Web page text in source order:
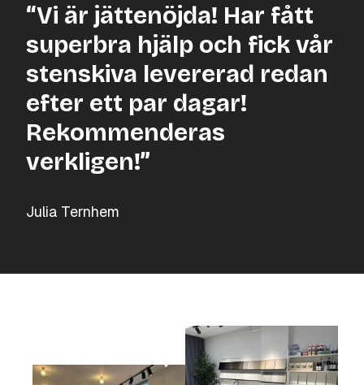
“Vi är jättenöjda! Har fått
superbra hjälp och fick vår
stenskiva levererad redan
efter ett par dagar!
Rekommenderas
verkligen!”
Julia Ternhem